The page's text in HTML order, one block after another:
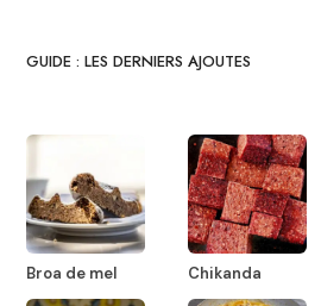
GUIDE : LES DERNIERS AJOUTES
Broa de mel Chikanda